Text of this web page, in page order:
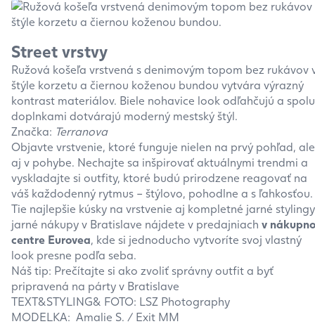
Street vrstvy
Ružová košeľa vrstvená s denimovým topom bez rukávov
štýle korzetu a čiernou koženou bundou vytvára výrazný
kontrast materiálov. Biele nohavice look odľahčujú a
doplnkami dotvárajú moderný mestský štýl.
Značka: Terranova
Objavte vrstvenie, ktoré funguje nielen na prvý pohľad, ale
aj v pohybe. Nechajte sa inšpirovať aktuálnymi trendmi a
vyskladajte si outfity, ktoré budú prirodzene reagovať na
váš každodenný rytmus – štýlovo, pohodlne a s ľahkosťou.
Tie najlepšie kúsky na vrstvenie aj kompletné jarné stylingy
jarné nákupy v Bratislave nájdete v predajniach v
centre Eurovea, kde si jednoducho vytvoríte svoj vlastný
look presne podľa seba.
Náš tip: Prečítajte si ako zvoliť správny outfit a byť
pripravená na párty v Bratislave
TEXT&STYLING& FOTO: LSZ Photography
MODELKA: Amalie S. / Exit MM